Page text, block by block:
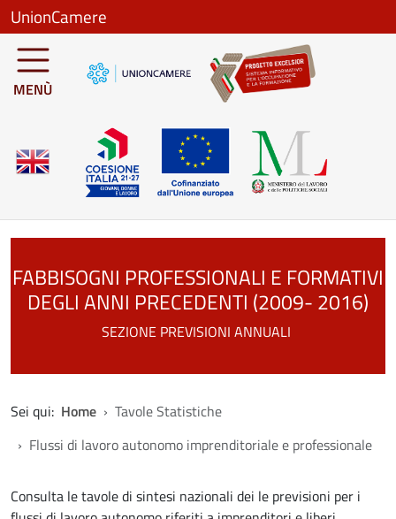
Salta al contenuto principale
UnionCamere
MENÙ
FABBISOGNI PROFESSIONALI E FORMATIVI
DEGLI ANNI PRECEDENTI (2009- 2016)
SEZIONE PREVISIONI ANNUALI
Sei qui: Home
Tavole Statistiche
Flussi di lavoro autonomo imprenditoriale e professionale
Consulta le tavole di sintesi nazionali dei le previsioni per i